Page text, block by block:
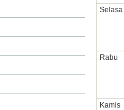
Selasa
Rabu
Kamis